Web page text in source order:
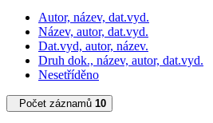
Autor, název, dat.vyd.
Název, autor, dat.vyd.
Dat.vyd, autor, název.
Druh dok., název, autor, dat.vyd.
Nesetříděno
Počet záznamů 10